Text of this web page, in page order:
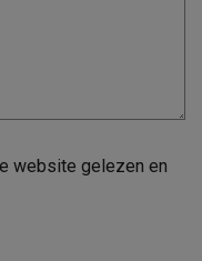
website gelezen en